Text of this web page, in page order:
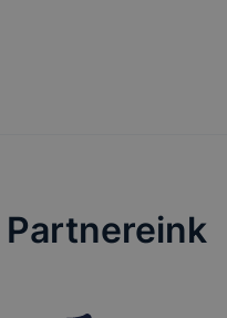
Partnereink